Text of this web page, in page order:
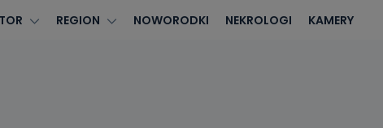
REGION NOWORODKI NEKROLOGI KAMERY